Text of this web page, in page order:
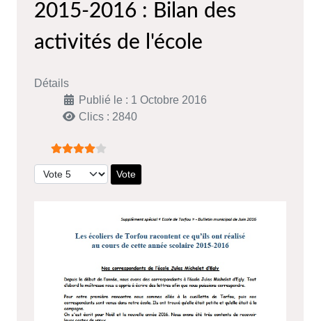
2015-2016 : Bilan des
activités de l'école
Détails
Publié le : 1 Octobre 2016
Clics : 2840
Vote utilisateur:4/5
Veuillez voter